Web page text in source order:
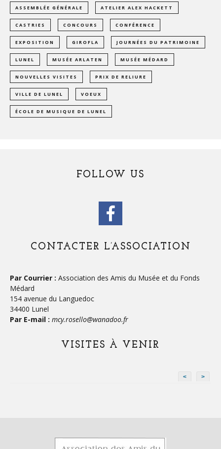
ASSEMBLÉE GÉNÉRALE ATELIER ALEX HACKETT
CASTRIES CONCOURS CONFÉRENCE
EXPOSITION GIROFLA JOURNÉES DU PATRIMOINE
LUNEL MUSÉE ARLATEN MUSÉE MÉDARD
NOUVELLES VISITES PRIX DE RELIURE
VILLE DE LUNEL VOEUX
ÉCOLE DE MUSIQUE DE LUNEL
FOLLOW US
CONTACTER L’ASSOCIATION
Par Courrier : Association des Amis du Musée et du Fonds
Médard
154 avenue du Languedoc
34400 Lunel
Par E-mail : mcy.rosello@wanadoo.fr
VISITES À VENIR
< >